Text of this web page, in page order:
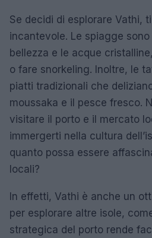
Se decidi di esplorare Vathi,
incantevole. Le spiagge
bellezza e le acque
o fare snorkeling. Inoltre, le
piatti tradizionali che
moussaka e il pesce fresco.
visitare il porto e il mercato
immergerti nella cultura
quanto possa essere
locali?
In effetti, Vathi è anche un
per esplorare altre isole,
strategica del porto rende